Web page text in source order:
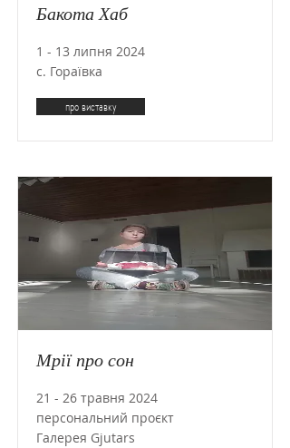
Бакота Хаб
1 - 13 липня 2024
с. Гораївка
про виставку
Мрії про сон
21 - 26 травня 2024
персональний проєкт
Галерея Gjutars